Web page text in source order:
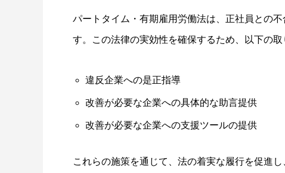
パートタイム・有期雇用労働法は、正社員との
す。この法律の実効性を確保するため、以下の取
違反企業への是正指導
改善が必要な企業への具体的な助言提供
改善が必要な企業への支援ツールの提供
これらの施策を通じて、法の着実な履行を促進